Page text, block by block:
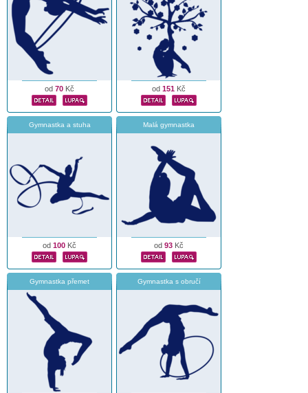
od 70 Kč od 151 Kč
Gymnastka a stuha
od 100 Kč
Malá gymnastka
od 93 Kč
Gymnastka přemet Gymnastka s obručí